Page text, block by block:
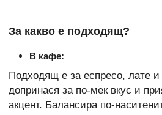
За какво е подходящ?
В кафе:
Подходящ е за еспресо, лате и
допринася за по-мек вкус и
акцент. Балансира по-